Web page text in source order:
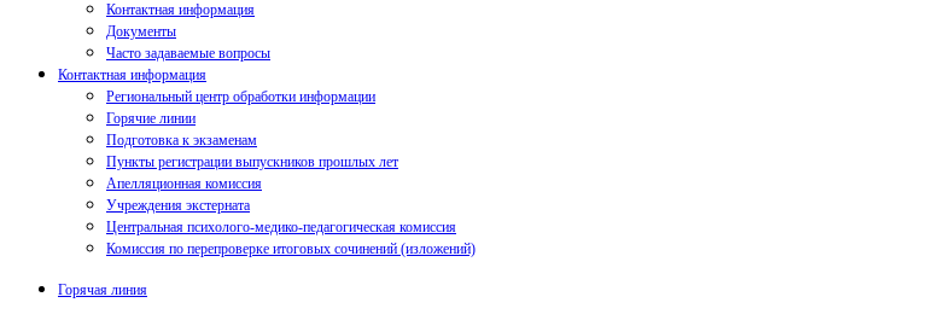
Контактная информация
Документы
Часто задаваемые вопросы
Контактная информация
Региональный центр обработки информации
Горячие линии
Подготовка к экзаменам
Пункты регистрации выпускников прошлых лет
Апелляционная комиссия
Учреждения экстерната
Центральная психолого-медико-педагогическая комиссия
Комиссия по перепроверке итоговых сочинений (изложений)
Горячая линия